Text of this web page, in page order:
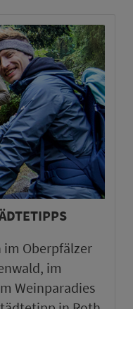
im Oberpfälzer
im
Weinparadies
in Roth.